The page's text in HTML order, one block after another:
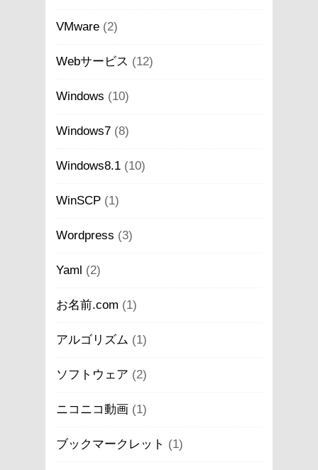
VMware (2)
Webサービス (12)
Windows (10)
Windows7 (8)
Windows8.1 (10)
WinSCP (1)
Wordpress (3)
Yaml (2)
お名前.com (1)
アルゴリズム (1)
ソフトウェア (2)
ニコニコ動画 (1)
ブックマークレット (1)